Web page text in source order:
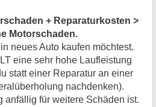
+ Reparaturkosten >
Motorschaden.
neues Auto kaufen möchtest.
eine sehr hohe Laufleistung
statt einer Reparatur an einer
nachdenken).
anfällig für weitere Schäden ist.